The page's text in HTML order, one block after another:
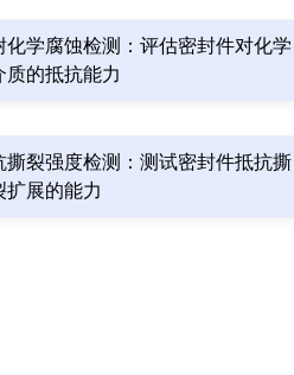
化学腐蚀检测：评估密封件对化学
质的抵抗能力
撕裂强度检测：测试密封件抵抗撕
扩展的能力